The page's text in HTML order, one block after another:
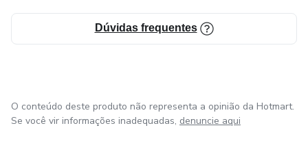
Dúvidas frequentes
O conteúdo deste produto não representa a opinião da Hotmart.
Se você vir informações inadequadas, denuncie aqui